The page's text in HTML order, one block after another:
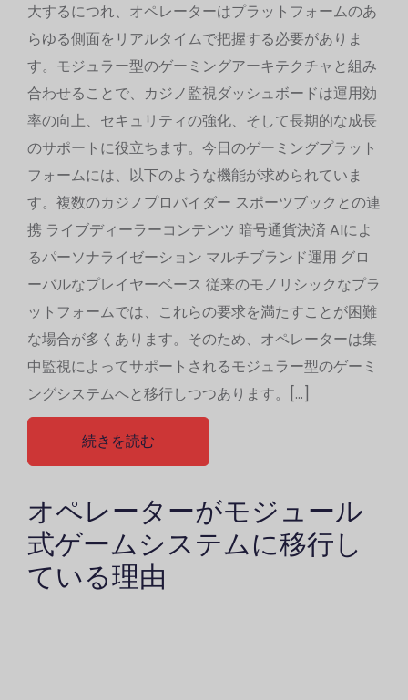
大するにつれ、オペレーターはプラットフォームのあ
らゆる側面をリアルタイムで把握する必要がありま
す。モジュラー型のゲーミングアーキテクチャと組み
合わせることで、カジノ監視ダッシュボードは運用効
率の向上、セキュリティの強化、そして長期的な成長
のサポートに役立ちます。今日のゲーミングプラット
フォームには、以下のような機能が求められていま
す。複数のカジノプロバイダー スポーツブックとの連
携 ライブディーラーコンテンツ 暗号通貨決済 AIによ
るパーソナライゼーション マルチブランド運用 グロ
ーバルなプレイヤーベース 従来のモノリシックなプラ
ットフォームでは、これらの要求を満たすことが困難
な場合が多くあります。そのため、オペレーターは集
中監視によってサポートされるモジュラー型のゲーミ
ングシステムへと移行しつつあります。[…]
続きを読む
オペレーターがモジュール
式ゲームシステムに移行し
ている理由